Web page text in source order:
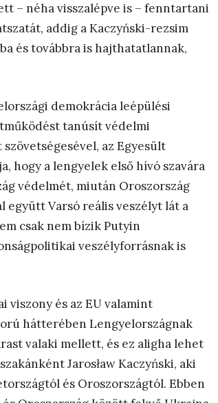
– néha visszalépve is – fenntartani
addig aKaczyński-rezsim
és továbbra is hajthatatlannak,
demokrácia leépülési
tanúsít védelmi
az Egyesült
hogy a lengyelek első hívó szavára
védelmét, miután Oroszország
együtt Varsó reális veszélyt lát a
csak nem bízik Putyin
veszélyforrásnak is
viszony és az EU valamint
hátterében Lengyelországnak
valaki mellett, és ez aligha lehet
Jarosław Kaczyński, aki
és Oroszországtól. Ebben